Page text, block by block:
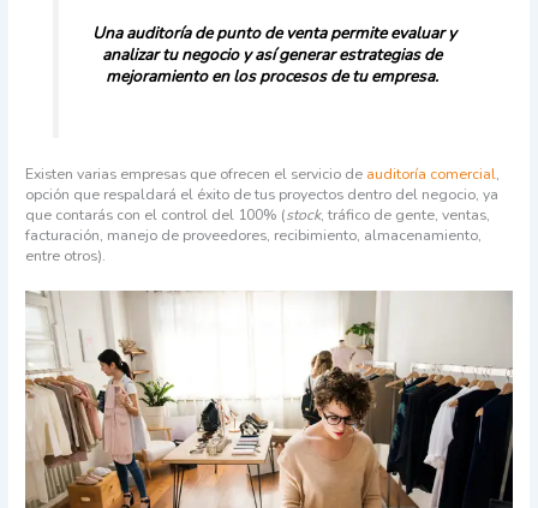
Una auditoría de punto de venta permite evaluar y
analizar tu negocio y así generar estrategias de
mejoramiento en los procesos de tu empresa.
Existen varias empresas que ofrecen el servicio de auditoría comercial,
opción que respaldará el éxito de tus proyectos dentro del negocio, ya
que contarás con el control del 100% (stock, tráfico de gente, ventas,
facturación, manejo de proveedores, recibimiento, almacenamiento,
entre otros).